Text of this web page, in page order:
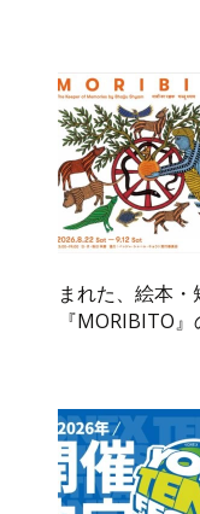
まれた、絵本
『MORIBITO